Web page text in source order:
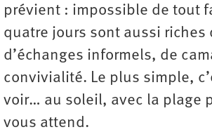
prévient : impossible de tout
quatre jours sont aussi riches
d’échanges informels, de
convivialité. Le plus simple,
voir… au soleil, avec la plage
vous attend.